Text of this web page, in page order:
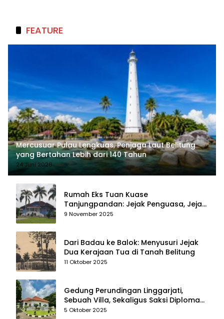
FEATURE
Mercusuar Pulau Lengkuas, Penjaga Laut Belitung
yang Bertahan Lebih dari 140 Tahun
24 Juni 2026
Rumah Eks Tuan Kuase
Tanjungpandan: Jejak Penguasa, Jejak
Kenangan
9 November 2025
Dari Badau ke Balok: Menyusuri Jejak
Dua Kerajaan Tua di Tanah Belitung
11 Oktober 2025
Gedung Perundingan Linggarjati,
Sebuah Villa, Sekaligus Saksi Diplomasi
yang Mengubah Arah Bangsa
5 Oktober 2025